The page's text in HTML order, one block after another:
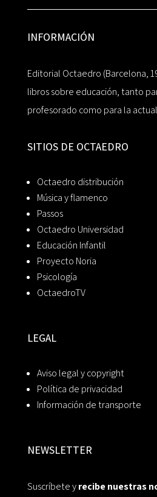
INFORMACIÓN
Editorial Octaedro (Barcelona,
libros sobre educación, tanto
profesorado como para la
SITIOS DE OCTAEDRO
Octaedro distribución
Música y flamenco
Passos
Octaedro Universidad
Educación Infantil
Proyecto Noria
Psicología
OctaedroTV
LEGAL
Aviso legal y copyright
Política de privacidad
Información de transporte
NEWSLETTER
Suscríbete yrecibe nuestras